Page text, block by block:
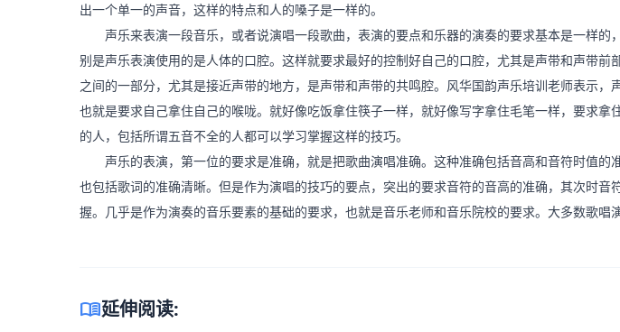
出一个单一的声音，这样的特点和人的嗓子是一样的。
声乐来表演一段音乐，或者说演唱一段歌曲，表演的要点和乐器的演奏的要求基本是一样的
别是声乐表演使用的是人体的口腔。这样就要求最好的控制好自己的口腔，尤其是声带和声带前
之间的一部分，尤其是接近声带的地方，是声带和声带的共鸣腔。风华国韵声乐培训老师表示，
也就是要求自己拿住自己的喉咙。就好像吃饭拿住筷子一样，就好像写字拿住毛笔一样，要求拿
的人，包括所谓五音不全的人都可以学习掌握这样的技巧。
声乐的表演，第一位的要求是准确，就是把歌曲演唱准确。这种准确包括音高和音符时值的
也包括歌词的准确清晰。但是作为演唱的技巧的要点，突出的要求音符的音高的准确，其次时音
握。几乎是作为演奏的音乐要素的基础的要求，也就是音乐老师和音乐院校的要求。大多数歌唱
menu_book延伸阅读: